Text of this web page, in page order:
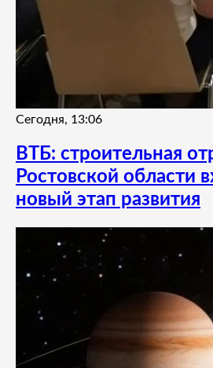
Сегодня, 13:06
ВТБ: строительная
Ростовской области
новый этап развития